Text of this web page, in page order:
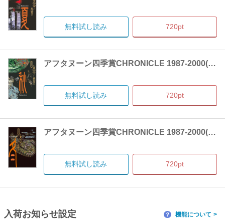
無料試し読み 720pt
アフタヌーン四季賞CHRONICLE 1987-2000(秋)
無料試し読み 720pt
アフタヌーン四季賞CHRONICLE 1987-2000(冬)
無料試し読み 720pt
入荷お知らせ設定 ？ 機能について